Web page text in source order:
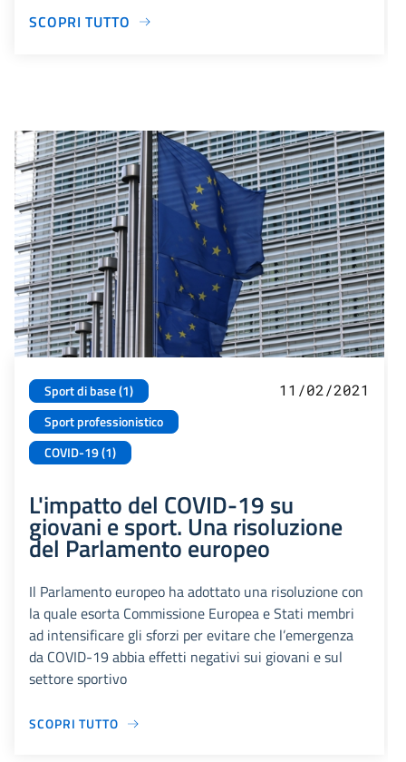
SCOPRI TUTTO
Sport di base (1)
Sport professionistico
COVID-19 (1)
11/02/2021
L'impatto del COVID-19 su
giovani e sport. Una risoluzione
del Parlamento europeo
Il Parlamento europeo ha adottato una risoluzione con
la quale esorta Commissione Europea e Stati membri
ad intensificare gli sforzi per evitare che l’emergenza
da COVID-19 abbia effetti negativi sui giovani e sul
settore sportivo
SCOPRI TUTTO